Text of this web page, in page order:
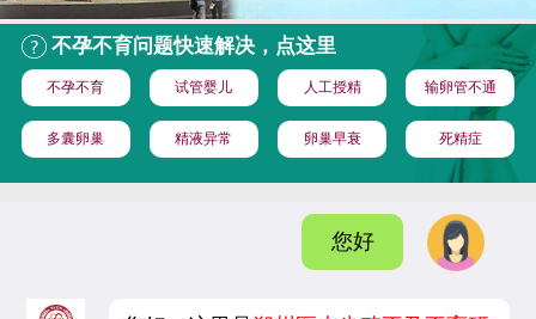
不孕不育问题快速解决，点这里
不孕不育 试管婴儿 人工授精 输卵管不通
多囊卵巢 精液异常 卵巢早衰 死精症
您好